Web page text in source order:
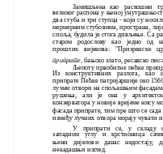
Замишљена као раскошни
великог распона у њеној
два стуба и три ступца - који су
мермерним стубовима, пространа,
споља, будила је стога дивљење. Са
старом родослову као једно од
прошлих вијекова: "Призренске
припрате, бањско злато, ресавско
Љепоту првобитне пећке
Из конструктивних разлога, као
припрате Пећке патријаршије око
лучни отвори на спољашњим
рушења, али је она у
конзерватора у новије вријеме нису
фасада припрате, тим пре што се
између лучних отвора морају чувати
У припрати се, у складу
западном углу и крстионица
њени дијелови данас недостају,
некадашњи изглед.